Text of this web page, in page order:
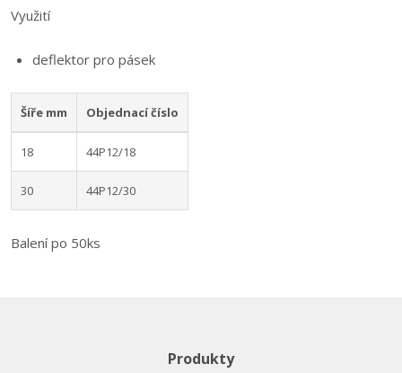
Využití
deflektor pro pásek
Šíře mm Objednací číslo
18 44P12/18
30 44P12/30
Balení po 50ks
Produkty